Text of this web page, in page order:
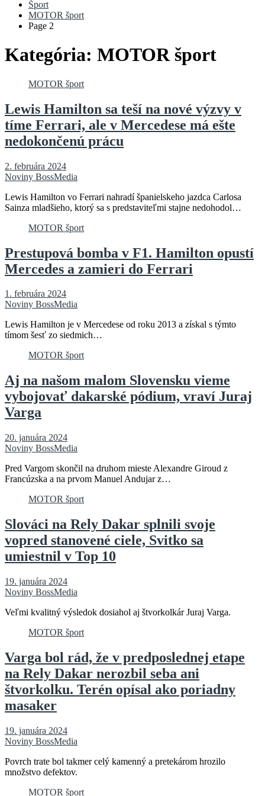
Šport
MOTOR šport
Page 2
Kategória: MOTOR šport
MOTOR šport
Lewis Hamilton sa teší na nové výzvy v
tíme Ferrari, ale v Mercedese má ešte
nedokončenú prácu
2. februára 2024
Noviny BossMedia
Lewis Hamilton vo Ferrari nahradí španielskeho jazdca Carlosa
Sainza mladšieho, ktorý sa s predstaviteľmi stajne nedohodol…
MOTOR šport
Prestupová bomba v F1. Hamilton opustí
Mercedes a zamieri do Ferrari
1. februára 2024
Noviny BossMedia
Lewis Hamilton je v Mercedese od roku 2013 a získal s týmto
tímom šesť zo siedmich…
MOTOR šport
Aj na našom malom Slovensku vieme
vybojovať dakarské pódium, vraví Juraj
Varga
20. januára 2024
Noviny BossMedia
Pred Vargom skončil na druhom mieste Alexandre Giroud z
Francúzska a na prvom Manuel Andujar z…
MOTOR šport
Slováci na Rely Dakar splnili svoje
vopred stanovené ciele, Svitko sa
umiestnil v Top 10
19. januára 2024
Noviny BossMedia
Veľmi kvalitný výsledok dosiahol aj štvorkolkár Juraj Varga.
MOTOR šport
Varga bol rád, že v predposlednej etape
na Rely Dakar nerozbil seba ani
štvorkolku. Terén opísal ako poriadny
masaker
19. januára 2024
Noviny BossMedia
Povrch trate bol takmer celý kamenný a pretekárom hrozilo
množstvo defektov.
MOTOR šport